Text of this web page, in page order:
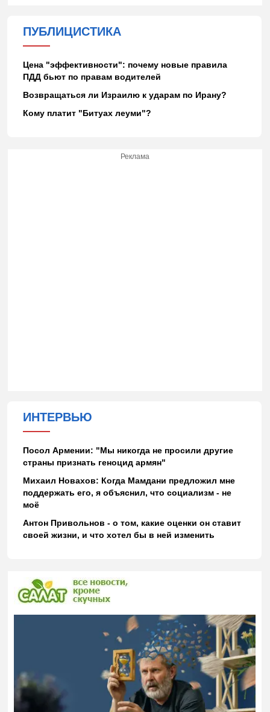
ПУБЛИЦИСТИКА
Цена "эффективности": почему новые правила
ПДД бьют по правам водителей
Возвращаться ли Израилю к ударам по Ирану?
Кому платит "Битуах леуми"?
Реклама
ИНТЕРВЬЮ
Посол Армении: "Мы никогда не просили другие
страны признать геноцид армян"
Михаил Новахов: Когда Мамдани предложил мне
поддержать его, я объяснил, что социализм - не
моё
Антон Привольнов - о том, какие оценки он ставит
своей жизни, и что хотел бы в ней изменить